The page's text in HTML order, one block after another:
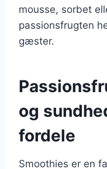
mousse, sorbet
passionsfrugten
gæster.
og
fordele
Smoothies er en